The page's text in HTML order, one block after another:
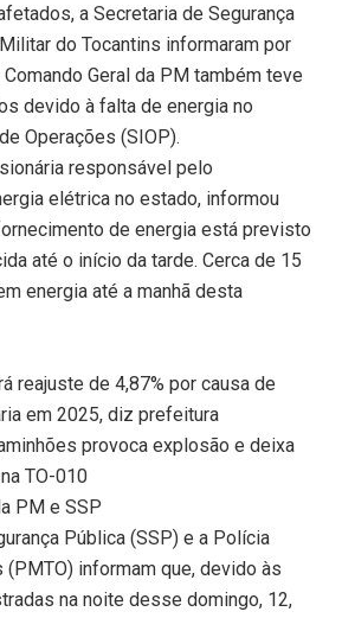
a Secretaria de Segurança
do Tocantins informaram por
Geral da PM também teve
devido à falta de energia no
Operações (SIOP).
responsável pelo
elétrica no estado, informou
de energia está previsto
até o início da tarde. Cerca de 15
energia até a manhã desta
reajuste de 4,87% por causa de
em 2025, diz prefeitura
provoca explosão e deixa
TO-010
PM e SSP
Pública (SSP) e a Polícia
(PMTO) informam que, devido às
na noite desse domingo, 12,